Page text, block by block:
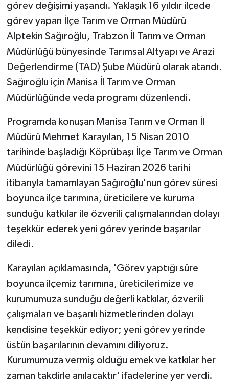
görev değişimi yaşandı. Yaklaşık 16 yıldır ilçede
görev yapan İlçe Tarım ve Orman Müdürü
Alptekin Sağıroğlu, Trabzon İl Tarım ve Orman
Müdürlüğü bünyesinde Tarımsal Altyapı ve Arazi
Değerlendirme (TAD) Şube Müdürü olarak atandı.
Sağıroğlu için Manisa İl Tarım ve Orman
Müdürlüğünde veda programı düzenlendi.
Programda konuşan Manisa Tarım ve Orman İl
Müdürü Mehmet Karayılan, 15 Nisan 2010
tarihinde başladığı Köprübaşı İlçe Tarım ve Orman
Müdürlüğü görevini 15 Haziran 2026 tarihi
itibarıyla tamamlayan Sağıroğlu'nun görev süresi
boyunca ilçe tarımına, üreticilere ve kuruma
sunduğu katkılar ile özverili çalışmalarından dolayı
teşekkür ederek yeni görev yerinde başarılar
diledi.
Karayılan açıklamasında, 'Görev yaptığı süre
boyunca ilçemiz tarımına, üreticilerimize ve
kurumumuza sunduğu değerli katkılar, özverili
çalışmaları ve başarılı hizmetlerinden dolayı
kendisine teşekkür ediyor; yeni görev yerinde
üstün başarılarının devamını diliyoruz.
Kurumumuza vermiş olduğu emek ve katkılar her
zaman takdirle anılacaktır' ifadelerine yer verdi.